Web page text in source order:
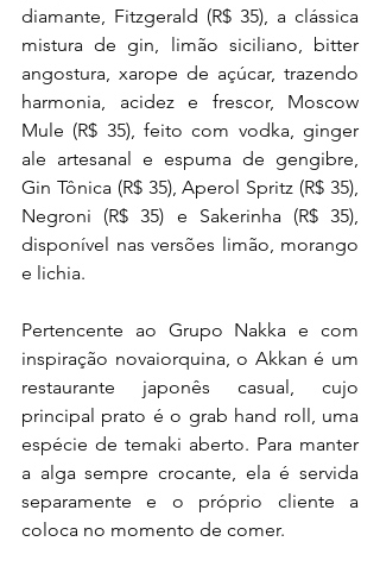
diamante, Fitzgerald (R$ 35), a clássica
mistura de gin, limão siciliano, bitter
angostura, xarope de açúcar, trazendo
harmonia, acidez e frescor, Moscow
Mule (R$ 35), feito com vodka, ginger
ale artesanal e espuma de gengibre,
Gin Tônica (R$ 35), Aperol Spritz (R$ 35),
Negroni (R$ 35) e Sakerinha (R$ 35),
disponível nas versões limão, morango
e lichia.
Pertencente ao Grupo Nakka e com
inspiração novaiorquina, o Akkan é um
restaurante japonês casual, cujo
principal prato é o grab hand roll, uma
espécie de temaki aberto. Para manter
a alga sempre crocante, ela é servida
separamente e o próprio cliente a
coloca no momento de comer.